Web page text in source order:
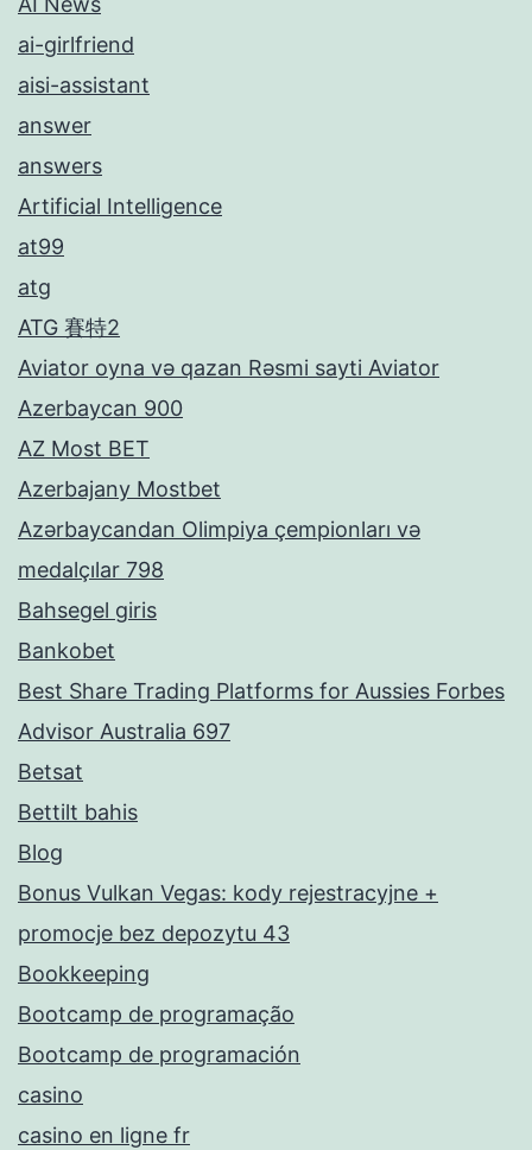
ai-girlfriend
aisi-assistant
answer
answers
Artificial Intelligence
at99
atg
ATG 賽特2
Aviator oyna və qazan Rəsmi sayti Aviator
Azerbaycan 900
AZ Most BET
Azerbajany Mostbet
Azərbaycandan Olimpiya çempionları və
medalçılar 798
Bahsegel giris
Bankobet
Best Share Trading Platforms for Aussies Forbes
Advisor Australia 697
Betsat
Bettilt bahis
Blog
Bonus Vulkan Vegas: kody rejestracyjne +
promocje bez depozytu 43
Bookkeeping
Bootcamp de programação
Bootcamp de programación
casino
casino en ligne fr